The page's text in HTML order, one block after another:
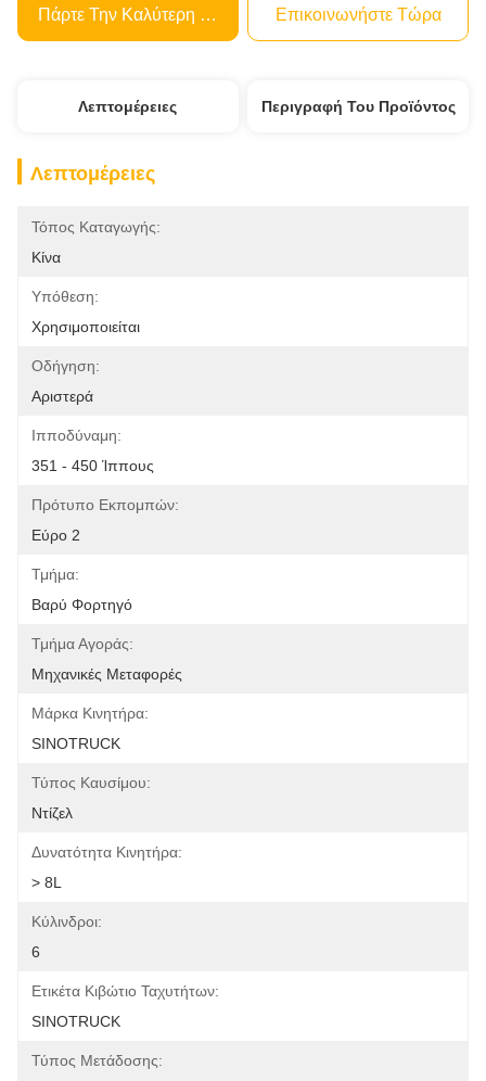
Πάρτε Την Καλύτερη Τιμή Επικοινωνήστε Τώρα
Λεπτομέρειες Περιγραφή Του Προϊόντος
Λεπτομέρειες
Τόπος Καταγωγής:
Κίνα
Υπόθεση:
Χρησιμοποιείται
Οδήγηση:
Αριστερά
Ιπποδύναμη:
351 - 450 Ίππους
Πρότυπο Εκπομπών:
Εύρο 2
Τμήμα:
Βαρύ Φορτηγό
Τμήμα Αγοράς:
Μηχανικές Μεταφορές
Μάρκα Κινητήρα:
SINOTRUCK
Τύπος Καυσίμου:
Ντίζελ
Δυνατότητα Κινητήρα:
> 8L
Κύλινδροι:
6
Ετικέτα Κιβώτιο Ταχυτήτων:
SINOTRUCK
Τύπος Μετάδοσης: